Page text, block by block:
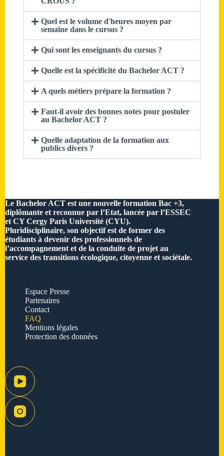
Quel est le volume d'heures moyen par
semaine dans le cursus ?
Qui sont les enseignants du cursus ?
Quelle est la spécificité du Bachelor ACT ?
A quels métiers prépare la formation ?
Faut-il avoir des bonnes notes pour postuler
au Bachelor ACT ?
Quelle adaptation de la formation aux
publics divers ?
Le Bachelor ACT est une nouvelle formation Bac +3,
diplômante et reconnue par l’Etat, lancée par l’ESSEC
et CY Cergy Paris Université (CYU).
Pluridisciplinaire, son objectif est de former des
étudiants à devenir des professionnels de
l’accompagnement et de la conduite de projet au
service des transitions écologique, citoyenne et sociétale.
Espace Presse
Partenaires
Contact
FAQ
Mentions légales
Protection des données